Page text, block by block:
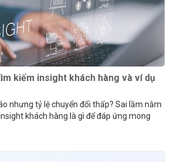
kiếm insight khách hàng và ví dụ
nhưng tỷ lệ chuyển đổi thấp? Sai lầm nằm
khách hàng là gì để đáp ứng mong